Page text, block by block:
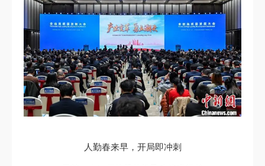
人勤春来早，开局即冲刺